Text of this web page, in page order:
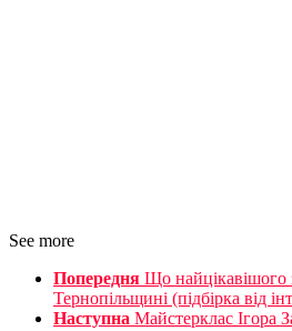
See more
Попередня Що найцікавішого
Тернопільщині (підбірка від
Наступна Майстерклас Ігора